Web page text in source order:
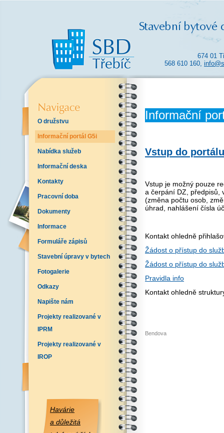
674 01
568 610 160,
O družstvu
Informační portál G5i
Nabídka služeb
Informační deska
Kontakty
Pracovní doba
Dokumenty
Informace
Formuláře zápisů
Stavební úpravy v bytech
Fotogalerie
Odkazy
Napište nám
Projekty realizované v
IPRM
Projekty realizované v
IROP
Havárie
a důležitá
Informační
Vstup do
Vstup je možný pouze
a čerpání DZ, předpisů,
(změna počtu osob,
úhrad, nahlášení čísla
Kontakt ohledně
Žádost o přístup do
Žádost o přístup do
Pravidla info
Kontakt ohledně
Bendova